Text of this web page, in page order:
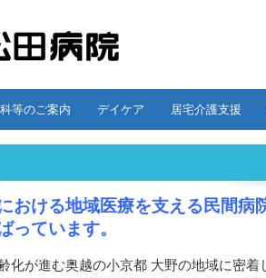
等のご案内 デイケア 居宅介護支援
おける地域医療を支える民間病
っています。
化が進む奥越の小京都 大野の地域に密着